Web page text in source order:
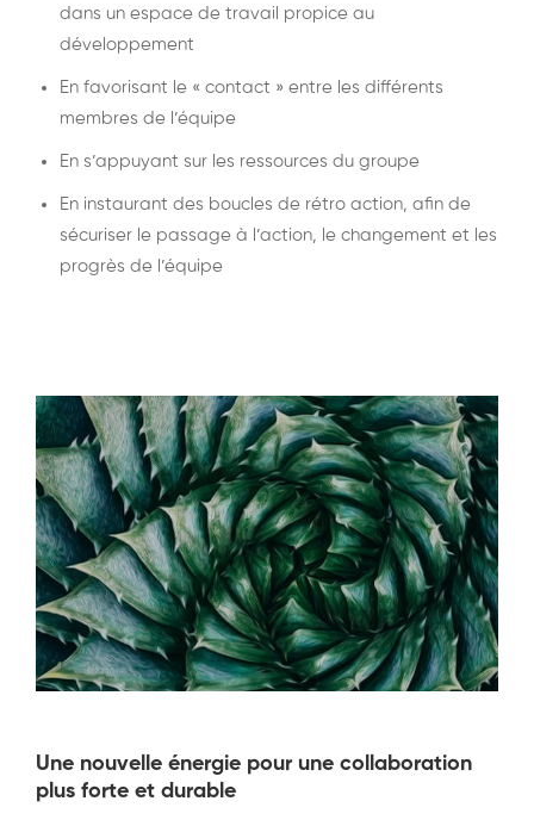
dans un espace de travail propice au
développement
En favorisant le « contact » entre les différents
membres de l’équipe
En s’appuyant sur les ressources du groupe
En instaurant des boucles de rétro action, afin de
sécuriser le passage à l’action, le changement et les
progrès de l’équipe
Une nouvelle énergie pour une collaboration
plus forte et durable